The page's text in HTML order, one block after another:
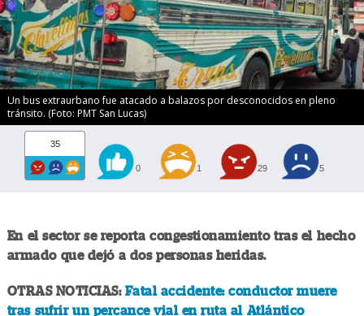
Un bus extraurbano fue atacado a balazos por desconocidos en pleno
tránsito. (Foto: PMT San Lucas)
35
0 1 29 5
En el sector se reporta congestionamiento tras el hecho
armado que dejó a dos personas heridas.
OTRAS NOTICIAS: Fatal accidente: conductor muere
tras sufrir un percance vial en ruta al Atlántico